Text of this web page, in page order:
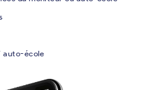
auto-école